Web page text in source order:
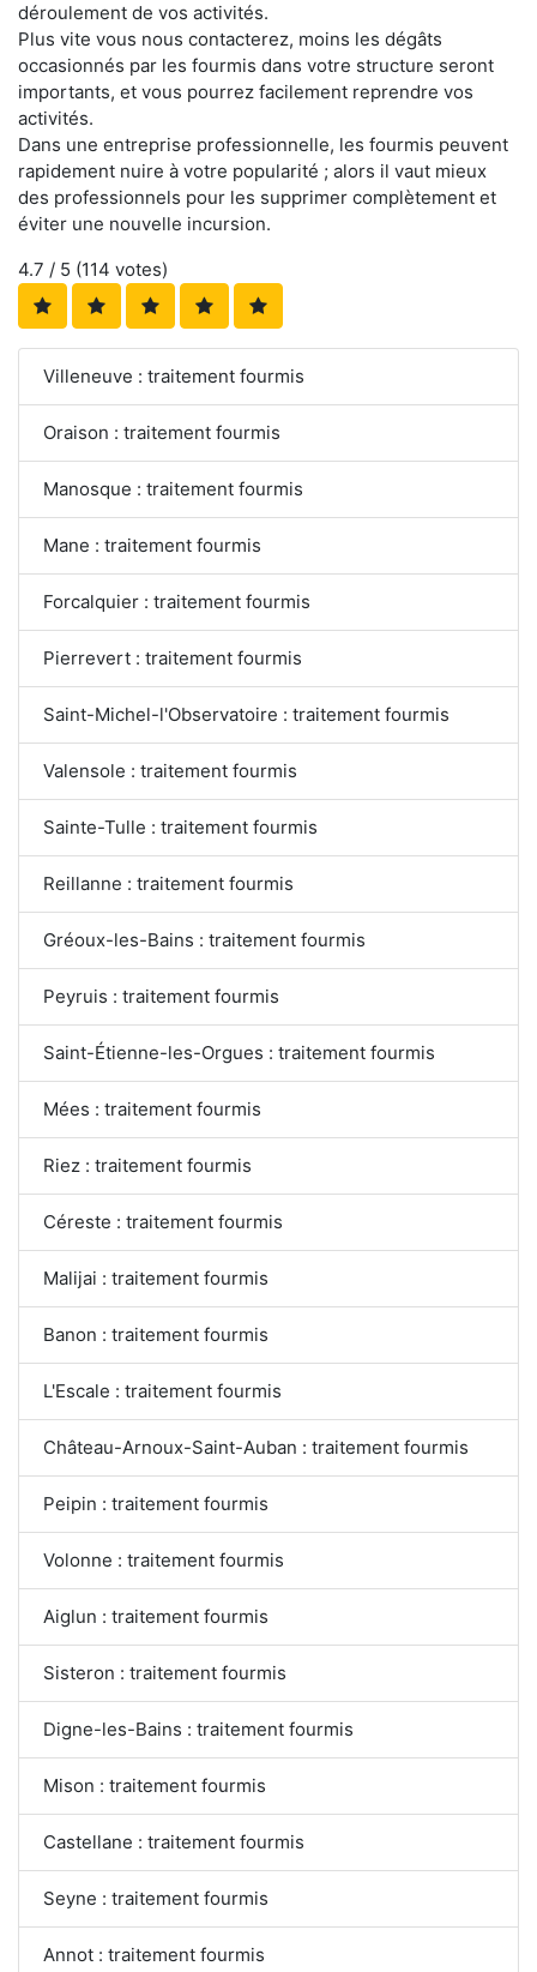
déroulement de vos activités.
Plus vite vous nous contacterez, moins les dégâts
occasionnés par les fourmis dans votre structure seront
importants, et vous pourrez facilement reprendre vos
activités.
Dans une entreprise professionnelle, les fourmis peuvent
rapidement nuire à votre popularité ; alors il vaut mieux
des professionnels pour les supprimer complètement et
éviter une nouvelle incursion.
4.7 / 5 (114 votes)
Villeneuve : traitement fourmis
Oraison : traitement fourmis
Manosque : traitement fourmis
Mane : traitement fourmis
Forcalquier : traitement fourmis
Pierrevert : traitement fourmis
Saint-Michel-l'Observatoire : traitement fourmis
Valensole : traitement fourmis
Sainte-Tulle : traitement fourmis
Reillanne : traitement fourmis
Gréoux-les-Bains : traitement fourmis
Peyruis : traitement fourmis
Saint-Étienne-les-Orgues : traitement fourmis
Mées : traitement fourmis
Riez : traitement fourmis
Céreste : traitement fourmis
Malijai : traitement fourmis
Banon : traitement fourmis
L'Escale : traitement fourmis
Château-Arnoux-Saint-Auban : traitement fourmis
Peipin : traitement fourmis
Volonne : traitement fourmis
Aiglun : traitement fourmis
Sisteron : traitement fourmis
Digne-les-Bains : traitement fourmis
Mison : traitement fourmis
Castellane : traitement fourmis
Seyne : traitement fourmis
Annot : traitement fourmis